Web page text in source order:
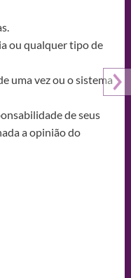
ou qualquer tipo de
uma vez ou o sistema
de seus
a opinião do